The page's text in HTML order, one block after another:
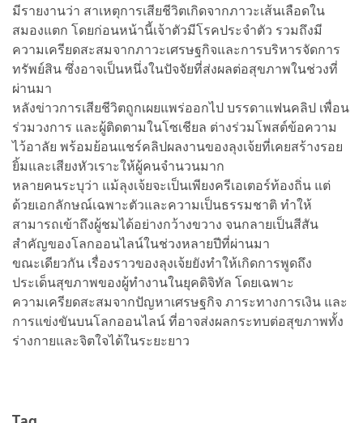
มีรายงานว่า สาเหตุการเสียชีวิตเกิดจากภาวะเส้นเลือดใน
สมองแตก โดยก่อนหน้านี้เจ้าตัวมีโรคประจำตัว รวมถึงมี
ความเครียดสะสมจากภาวะเศรษฐกิจและการบริหารจัดการ
ทรัพย์สิน ซึ่งอาจเป็นหนึ่งในปัจจัยที่ส่งผลต่อสุขภาพในช่วงที่
ผ่านมา
หลังข่าวการเสียชีวิตถูกเผยแพร่ออกไป บรรดาแฟนคลิป เพื่อน
ร่วมวงการ และผู้ติดตามในโซเชียล ต่างร่วมโพสต์ข้อความ
ไว้อาลัย พร้อมย้อนแชร์คลิปผลงานของลุงเจ้ยที่เคยสร้างรอย
ยิ้มและเสียงหัวเราะให้ผู้คนจำนวนมาก
หลายคนระบุว่า แม้ลุงเจ้ยจะเป็นเพียงครีเอเตอร์ท้องถิ่น แต่
ด้วยเอกลักษณ์เฉพาะตัวและความเป็นธรรมชาติ ทำให้
สามารถเข้าถึงผู้ชมได้อย่างกว้างขวาง จนกลายเป็นสีสัน
สำคัญของโลกออนไลน์ในช่วงหลายปีที่ผ่านมา
ขณะเดียวกัน เรื่องราวของลุงเจ้ยยังทำให้เกิดการพูดถึง
ประเด็นสุขภาพของผู้ทำงานในยุคดิจิทัล โดยเฉพาะ
ความเครียดสะสมจากปัญหาเศรษฐกิจ ภาระทางการเงิน และ
การแข่งขันบนโลกออนไลน์ ที่อาจส่งผลกระทบต่อสุขภาพทั้ง
ร่างกายและจิตใจได้ในระยะยาว